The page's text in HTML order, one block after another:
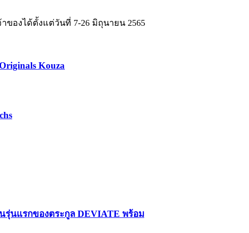
ของได้ตั้งแต่วันที่ 7-26 มิถุนายน 2565
Kouza
รุ่นแรกของตระกูล DEVIATE พร้อม